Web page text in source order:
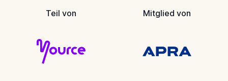
Teil von Mitglied von